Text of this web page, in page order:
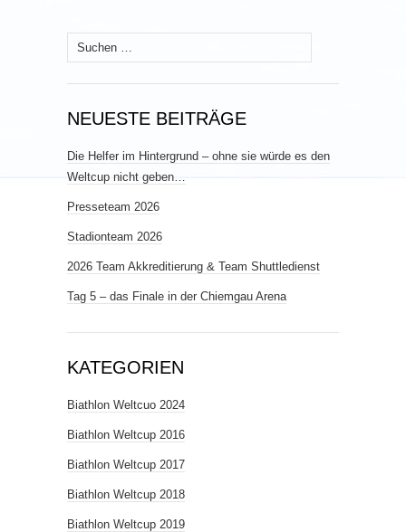
Suchen
nach:
NEUESTE BEITRÄGE
Die Helfer im Hintergrund – ohne sie würde es den
Weltcup nicht geben…
Presseteam 2026
Stadionteam 2026
2026 Team Akkreditierung & Team Shuttledienst
Tag 5 – das Finale in der Chiemgau Arena
KATEGORIEN
Biathlon Weltcuo 2024
Biathlon Weltcup 2016
Biathlon Weltcup 2017
Biathlon Weltcup 2018
Biathlon Weltcup 2019